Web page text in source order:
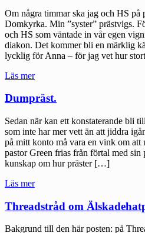
präst"
Om några timmar ska jag och HS på
Domkyrka. Min ”syster” prästvigs.
och HS som väntade in vår egen
diakon. Det kommer bli en märklig
lycklig för Anna – för jag vet hur
Läs mer"Imorgon:
Dumpräst.
Sedan när kan ett konstaterande bli
som inte har mer vett än att jiddra
på mitt konto må vara en vink om att
pastor Green frias från förtal med sin
kunskap om hur präster […]
Läs mer"Dumpräst."
Threadstråd om
Bakgrund till den här posten: på